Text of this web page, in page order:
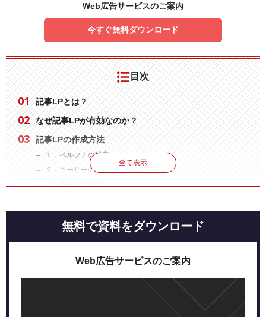
Web広告サービスのご案内
今すぐ無料ダウンロード
目次
記事LPとは？
なぜ記事LPが有効なのか？
記事LPの作成方法
１．ペルソナの設定
２．ユーザーの感情の把握
３．テーマの設定
記事LP作成時のポイント
１．読みたくなるキャッチコピーを作る
３．クリエイティブとメディアは適切に
全て表示
無料で資料をダウンロード
Web広告サービスのご案内